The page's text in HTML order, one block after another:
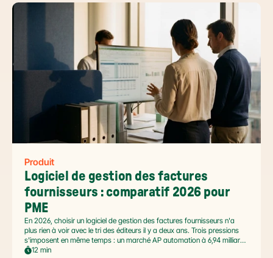
Produit
Logiciel de gestion des factures
fournisseurs : comparatif 2026 pour
PME
En 2026, choisir un logiciel de gestion des factures fournisseurs n'a
plus rien à voir avec le tri des éditeurs il y a deux ans. Trois pressions
s'imposent en même temps : un marché AP automation à 6,94 milliards
USD en pleine accélération, une réforme facture électronique 2026 qui
12 min